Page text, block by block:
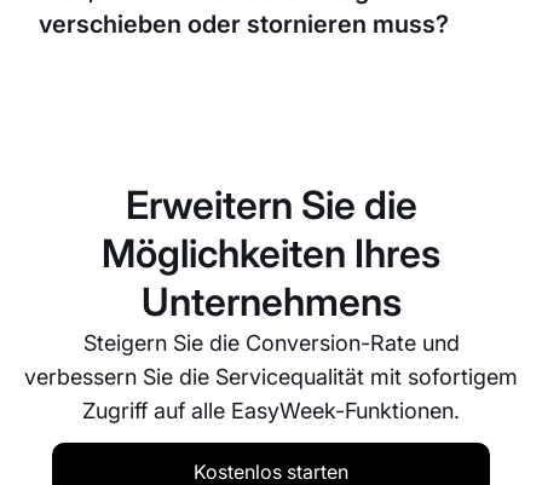
oder Doppelbuchungen.
verschieben oder stornieren muss?
Kalendern aktualisiert.
Erweitern Sie die
Möglichkeiten Ihres
Unternehmens
Steigern Sie die Conversion-Rate und
verbessern Sie die Servicequalität mit sofortigem
Zugriff auf alle EasyWeek-Funktionen.
Kostenlos starten